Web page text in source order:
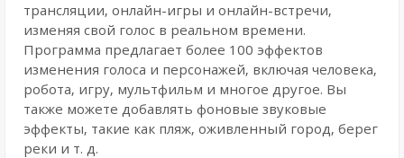
трансляции, онлайн-игры и онлайн-встречи,
изменяя свой голос в реальном времени.
Программа предлагает более 100 эффектов
изменения голоса и персонажей, включая человека,
робота, игру, мультфильм и многое другое. Вы
также можете добавлять фоновые звуковые
эффекты, такие как пляж, оживленный город, берег
реки и т. д.